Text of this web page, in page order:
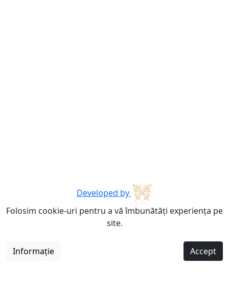
Developed by
Folosim cookie-uri pentru a vă îmbunătăți experiența pe
site.
Informație Accept